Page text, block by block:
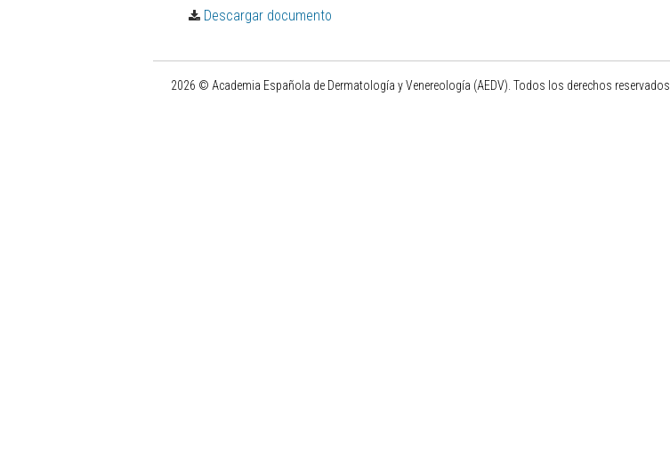
Descargar documento
2026 © Academia Española de Dermatología y Venereología (AEDV). Todos los derechos reservados.